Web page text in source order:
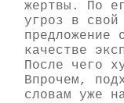
жертвы. По
угроз в
предложение
качестве
После чего
Впрочем,
словам уже